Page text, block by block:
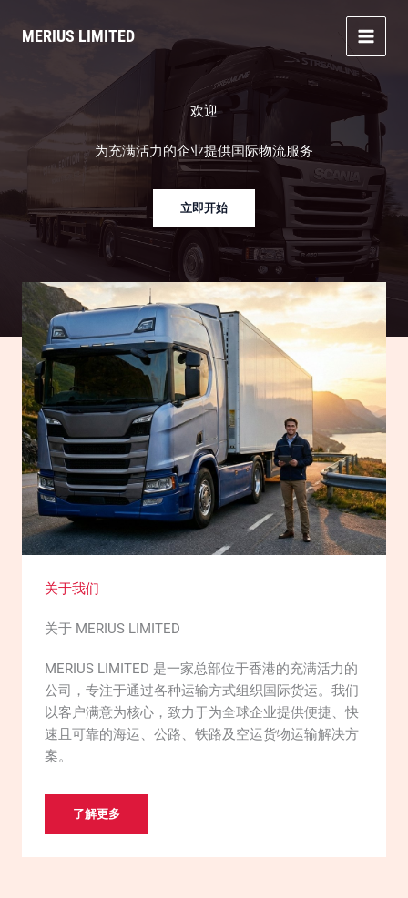
MERIUS LIMITED
欢迎
为充满活力的企业提供国际物流服务
立即开始
关于我们
关于 MERIUS LIMITED
MERIUS LIMITED 是一家总部位于香港的充满活力的
公司，专注于通过各种运输方式组织国际货运。我们
以客户满意为核心，致力于为全球企业提供便捷、快
速且可靠的海运、公路、铁路及空运货物运输解决方
案。
了解更多